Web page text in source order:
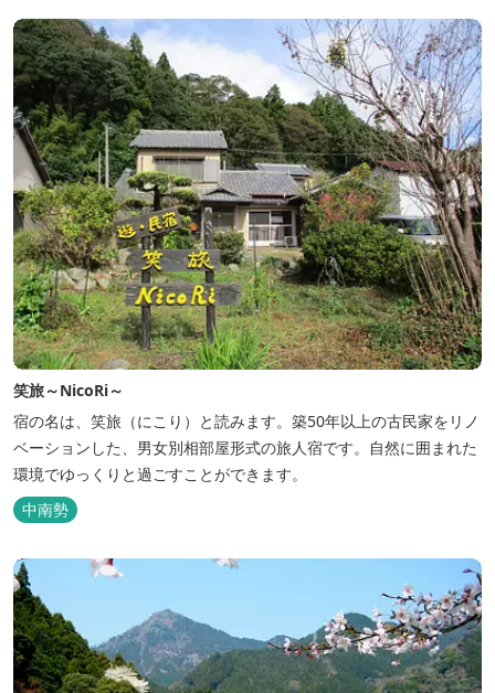
くっております。北海道や三重のそば粉を使用してつくる、喉ごし
の良い昔ながらのお蕎麦...
笑旅～NicoRi～
宿の名は、笑旅（にこり）と読みます。築50年以上の古民家をリノ
ベーションした、男女別相部屋形式の旅人宿です。自然に囲まれた
環境でゆっくりと過ごすことができます。
中南勢